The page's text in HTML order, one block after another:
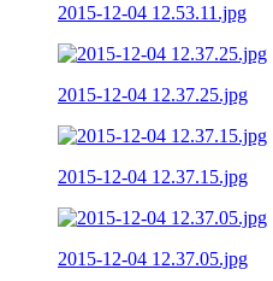
2015-12-04 12.53.11.jpg
2015-12-04 12.37.25.jpg
2015-12-04 12.37.15.jpg
2015-12-04 12.37.05.jpg